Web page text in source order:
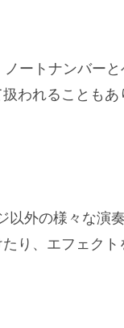
ートナンバー
われることもあ
外の様々な演
り、エフェクト